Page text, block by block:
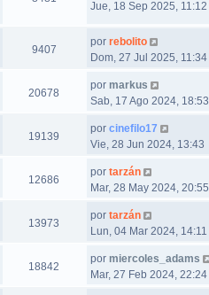
Jue, 18 Sep 2025, 11:12
9407
por rebolito
Dom, 27 Jul 2025, 11:34
20678
por markus
Sab, 17 Ago 2024, 18:53
19139
por cinefilo17
Vie, 28 Jun 2024, 13:43
12686
por tarzán
Mar, 28 May 2024, 20:55
13973
por tarzán
Lun, 04 Mar 2024, 14:11
18842
por miercoles_adams
Mar, 27 Feb 2024, 22:24